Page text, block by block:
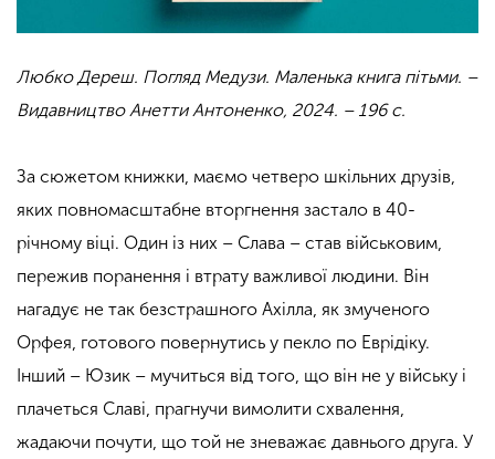
Любко Дереш. Погляд Медузи. Маленька книга пітьми. –
Видавництво Анетти Антоненко, 2024. – 196 с.
За сюжетом книжки, маємо четверо шкільних друзів,
яких повномасштабне вторгнення застало в 40-
річному віці. Один із них – Слава – став військовим,
пережив поранення і втрату важливої людини. Він
нагадує не так безстрашного Ахілла, як змученого
Орфея, готового повернутись у пекло по Еврідіку.
Інший – Юзик – мучиться від того, що він не у війську і
плачеться Славі, прагнучи вимолити схвалення,
жадаючи почути, що той не зневажає давнього друга. У